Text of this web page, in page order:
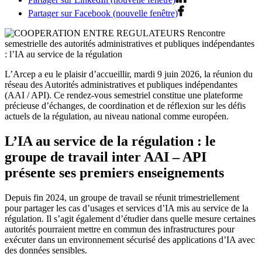
Partager sur Facebook (nouvelle fenêtre)
L’Arcep a eu le plaisir d’accueillir, mardi 9 juin 2026, la réunion du
réseau des Autorités administratives et publiques indépendantes
(AAI / API). Ce rendez-vous semestriel constitue une plateforme
précieuse d’échanges, de coordination et de réflexion sur les défis
actuels de la régulation, au niveau national comme européen.
L’IA au service de la régulation : le
groupe de travail inter AAI – API
présente ses premiers enseignements
Depuis fin 2024, un groupe de travail se réunit trimestriellement
pour partager les cas d’usages et services d’IA mis au service de la
régulation. Il s’agit également d’étudier dans quelle mesure certaines
autorités pourraient mettre en commun des infrastructures pour
exécuter dans un environnement sécurisé des applications d’IA avec
des données sensibles.